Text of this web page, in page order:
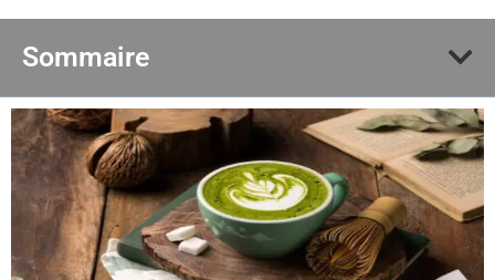
Sommaire